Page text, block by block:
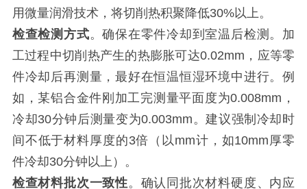
用微量润滑技术，将切削热积聚降低30%以上。
检查检测方式。确保在零件冷却到室温后检测。加
工过程中切削热产生的热膨胀可达0.02mm，应等零
件冷却后再测量，最好在恒温恒湿环境中进行。例
如，某铝合金件刚加工完测量平面度为0.008mm，
冷却30分钟后测量变为0.003mm。建议强制冷却时
间不低于材料厚度的3倍（以mm计，如10mm厚零
件冷却30分钟以上）。
检查材料批次一致性。确认同批次材料硬度、内应